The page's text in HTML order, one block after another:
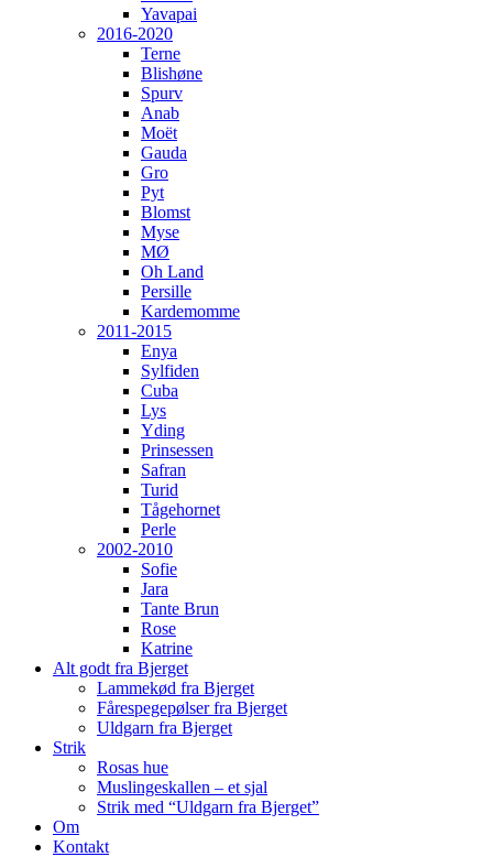
Yavapai
2016-2020
Terne
Blishøne
Spurv
Anab
Moët
Gauda
Gro
Pyt
Blomst
Myse
MØ
Oh Land
Persille
Kardemomme
2011-2015
Enya
Sylfiden
Cuba
Lys
Yding
Prinsessen
Safran
Turid
Tågehornet
Perle
2002-2010
Sofie
Jara
Tante Brun
Rose
Katrine
Alt godt fra Bjerget
Lammekød fra Bjerget
Fårespegepølser fra Bjerget
Uldgarn fra Bjerget
Strik
Rosas hue
Muslingeskallen – et sjal
Strik med “Uldgarn fra Bjerget”
Om
Kontakt